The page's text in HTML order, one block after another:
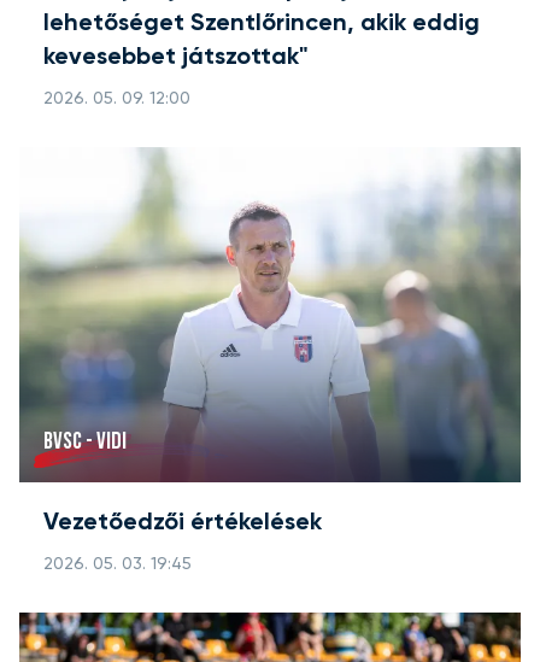
lehetőséget Szentlőrincen, akik eddig
kevesebbet játszottak"
2026. 05. 09. 12:00
BVSC - VIDI
Vezetőedzői értékelések
2026. 05. 03. 19:45